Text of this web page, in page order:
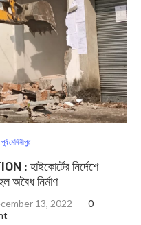
পূর্ব মেদিনীপুর
হাইকোর্টের নির্দেশে
অবৈধ নির্মাণ
13, 2022
0